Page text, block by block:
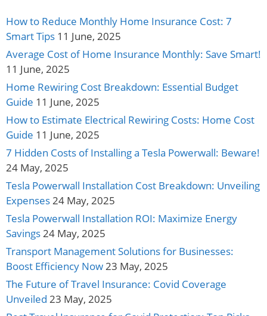
How to Reduce Monthly Home Insurance Cost: 7
Smart Tips 11 June, 2025
Average Cost of Home Insurance Monthly: Save Smart!
11 June, 2025
Home Rewiring Cost Breakdown: Essential Budget
Guide 11 June, 2025
How to Estimate Electrical Rewiring Costs: Home Cost
Guide 11 June, 2025
7 Hidden Costs of Installing a Tesla Powerwall: Beware!
24 May, 2025
Tesla Powerwall Installation Cost Breakdown: Unveiling
Expenses24 May, 2025
Tesla Powerwall Installation ROI: Maximize Energy
Savings24 May, 2025
Transport Management Solutions for Businesses:
Boost Efficiency Now23 May, 2025
The Future of Travel Insurance: Covid Coverage
Unveiled 23 May, 2025